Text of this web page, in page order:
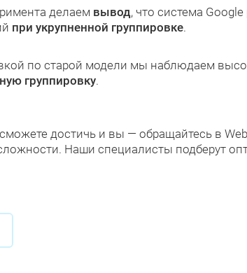
делаем вывод, что система
при укрупненной группировке.
по старой модели мы наблюдаем
группировку.
достичь и вы — обращайтесь в
Наши специалисты подберут